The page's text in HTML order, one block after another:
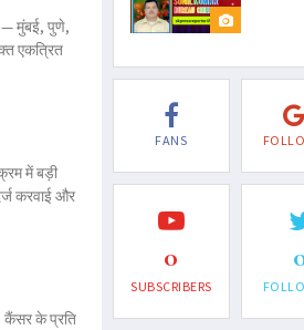
—मुंबई, पुणे,
एकत्रित
में बड़ी
करवाई और
कैंसर के प्रति
FANS
0
SUBSCRIBERS